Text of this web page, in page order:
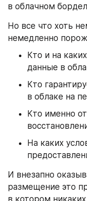
в облачном
Но все что хоть
немедленно
Кто и на
данные в
Кто
в облаке на
Кто именно
На каких
И внезапно
размещение это